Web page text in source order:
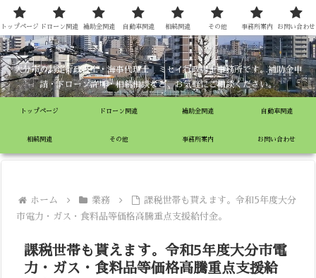
ミセイ行政書士事務所
大分市の特定行政書士・海事代理士 ミセイ行政書士事務所です。補助金申
請・ドローン許可・相続相談など、お気軽にご相談ください。
トップページ ドローン関連 補助金関連 自動車関連
相続関連 その他 事務所案内 お問い合わせ
ホーム 業務
課税世帯も貰えます。令和5年度大分
市電力・ガス・食料品等価格高騰重点支援給付金。
課税世帯も貰えます。令和5年度大分市電
力・ガス・食料品等価格高騰重点支援給
トップページ ドローン関連 補助金関連 自動車関連 相続関連 その他 事務所案内 お問い合わせ